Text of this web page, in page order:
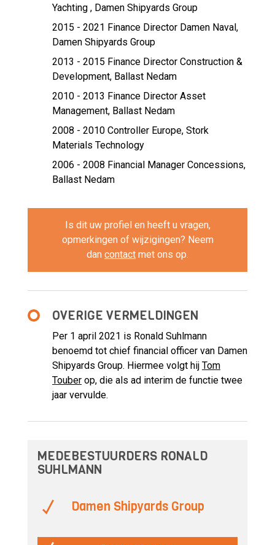
Yachting , Damen Shipyards Group
2015 - 2021 Finance Director Damen Naval,
Damen Shipyards Group
2013 - 2015 Finance Director Construction &
Development, Ballast Nedam
2010 - 2013 Finance Director Asset
Management, Ballast Nedam
2008 - 2010 Controller Europe, Stork
Materials Technology
2006 - 2008 Financial Manager Concessions,
Ballast Nedam
Is dit uw profiel en heeft u vragen,
opmerkingen of wijzigingen? Neem
dan contact met ons op.
OVERIGE VERMELDINGEN
Per 1 april 2021 is Ronald Suhlmann
benoemd tot chief financial officer van Damen
Shipyards Group. Hiermee volgt hij Tom
Touber op, die als ad interim de functie twee
jaar vervulde.
MEDEBESTUURDERS RONALD
SUHLMANN
Damen Shipyards Group